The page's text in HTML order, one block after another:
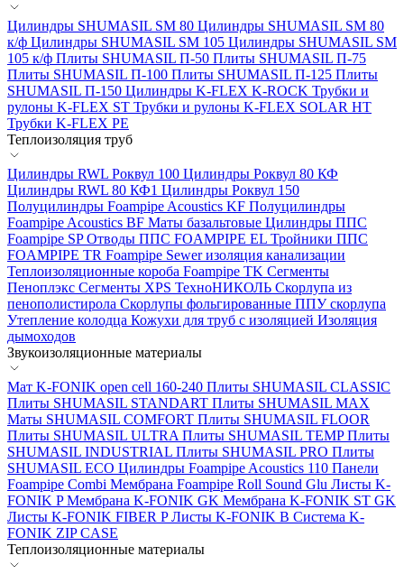
Цилиндры SHUMASIL SM 80 Цилиндры SHUMASIL SM 80
к/ф Цилиндры SHUMASIL SM 105 Цилиндры SHUMASIL SM
105 к/ф Плиты SHUMASIL П-50 Плиты SHUMASIL П-75
Плиты SHUMASIL П-100 Плиты SHUMASIL П-125 Плиты
SHUMASIL П-150 Цилиндры K-FLEX K-ROCK Трубки и
рулоны K-FLEX ST Трубки и рулоны K-FLEX SOLAR HT
Трубки K-FLEX PE
Теплоизоляция труб
Цилиндры RWL Роквул 100 Цилиндры Роквул 80 КФ
Цилиндры RWL 80 КФ1 Цилиндры Роквул 150
Полуцилиндры Foampipe Acoustics KF Полуцилиндры
Foampipe Acoustics BF Маты базальтовые Цилиндры ППС
Foampipe SPОтводы ППС FOAMPIPE EL Тройники ППС
FOAMPIPE TR Foampipe Sewer изоляция канализации
Теплоизоляционные короба Foampipe TK Сегменты
Пеноплэкс Сегменты XPS ТехноНИКОЛЬ Скорлупа из
пенополистирола Скорлупы фольгированные ППУ скорлупа
Утепление колодца Кожухи для труб с изоляцией Изоляция
дымоходов
Звукоизоляционные материалы
Мат K-FONIK open cell 160-240 Плиты SHUMASIL CLASSIC
Плиты SHUMASIL STANDART Плиты SHUMASIL MAX
Маты SHUMASIL COMFORT Плиты SHUMASIL FLOOR
Плиты SHUMASIL ULTRA Плиты SHUMASIL TEMPПлиты
SHUMASIL INDUSTRIAL Плиты SHUMASIL PRO Плиты
SHUMASIL ECO Цилиндры Foampipe Acoustics 110 Панели
Foampipe Combi Мембрана Foampipe Roll Sound Glu Листы K-
FONIK PМембрана K-FONIK GK Мембрана K-FONIK ST GK
Листы K-FONIK FIBER PЛисты K-FONIK B Система K-
FONIK ZIP CASE
Теплоизоляционные материалы